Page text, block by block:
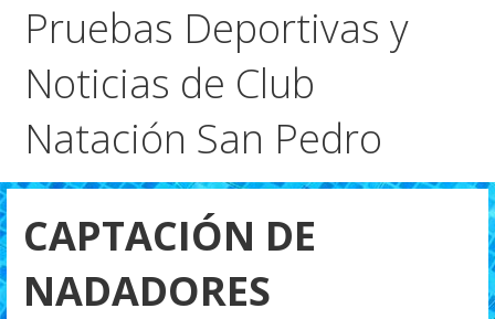
Pruebas Deportivas y
Noticias de Club
Natación San Pedro
CAPTACIÓN DE
NADADORES